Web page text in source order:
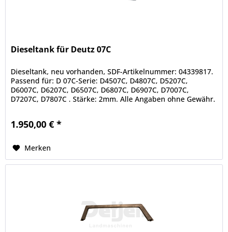
Dieseltank für Deutz 07C
Dieseltank, neu vorhanden, SDF-Artikelnummer: 04339817.
Passend für: D 07C-Serie: D4507C, D4807C, D5207C,
D6007C, D6207C, D6507C, D6807C, D6907C, D7007C,
D7207C, D7807C . Stärke: 2mm. Alle Angaben ohne Gewähr.
1.950,00 € *
Merken